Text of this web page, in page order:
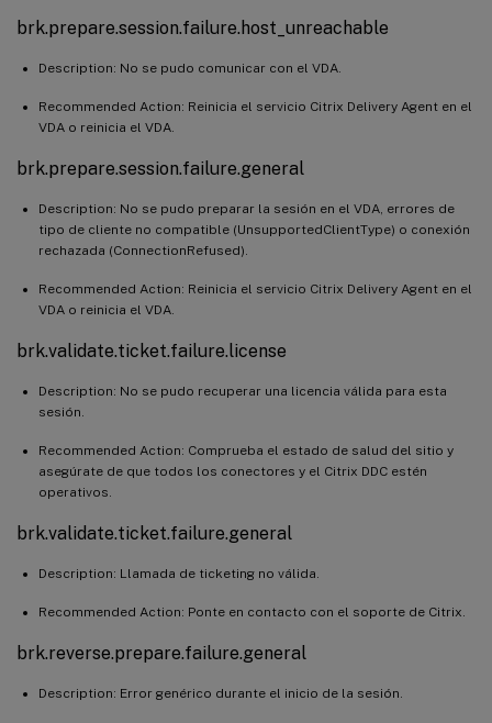
brk.prepare.session.failure.host_unreachable
Description: No se pudo comunicar con el VDA.
Recommended Action: Reinicia el servicio Citrix Delivery Agent en el
VDA o reinicia el VDA.
brk.prepare.session.failure.general
Description: No se pudo preparar la sesión en el VDA, errores de
tipo de cliente no compatible (UnsupportedClientType) o conexión
rechazada (ConnectionRefused).
Recommended Action: Reinicia el servicio Citrix Delivery Agent en el
VDA o reinicia el VDA.
brk.validate.ticket.failure.license
Description: No se pudo recuperar una licencia válida para esta
sesión.
Recommended Action: Comprueba el estado de salud del sitio y
asegúrate de que todos los conectores y el Citrix DDC estén
operativos.
brk.validate.ticket.failure.general
Description: Llamada de ticketing no válida.
Recommended Action: Ponte en contacto con el soporte de Citrix.
brk.reverse.prepare.failure.general
Description: Error genérico durante el inicio de la sesión.